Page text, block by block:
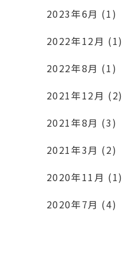
2023年6月 (1)
2022年12月 (1)
2022年8月 (1)
2021年12月 (2)
2021年8月 (3)
2021年3月 (2)
2020年11月 (1)
2020年7月 (4)